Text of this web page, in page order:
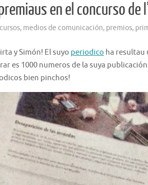
en el concurso de
, medios de comunicación, premios,
y Simón! El suyo periodico ha resultau
es 1000 numeros de la suya
bien pinchos!